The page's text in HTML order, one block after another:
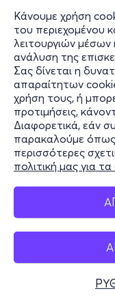
Κάνουμε χρήση
του περιεχομένου
λειτουργιών μέσων
ανάλυση της
Σας δίνεται η
απαραίτητων
χρήση τους, ή
προτιμήσεις,
Διαφορετικά, εάν
παρακαλούμε όπως
περισσότερες
πολιτική μας για